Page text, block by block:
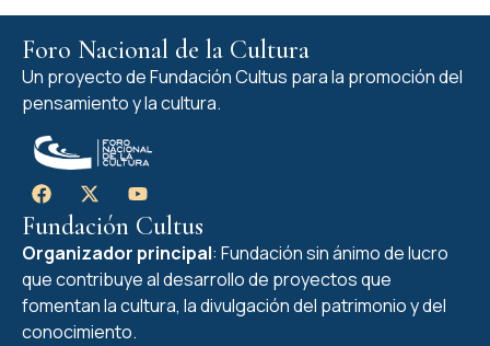
Foro Nacional de la Cultura
Un proyecto de Fundación Cultus para la promoción del
pensamiento y la cultura.
Fundación Cultus
Organizador principal: Fundación sin ánimo de lucro
que contribuye al desarrollo de proyectos que
fomentan la cultura, la divulgación del patrimonio y del
conocimiento.